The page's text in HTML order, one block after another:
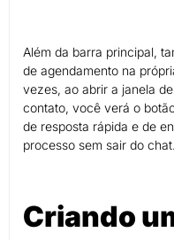
Além da barra principal,
de agendamento na
vezes, ao abrir a janela
contato, você verá o
de resposta rápida e de
processo sem sair do chat.
Criando